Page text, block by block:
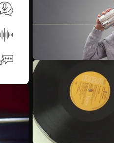
Ver más